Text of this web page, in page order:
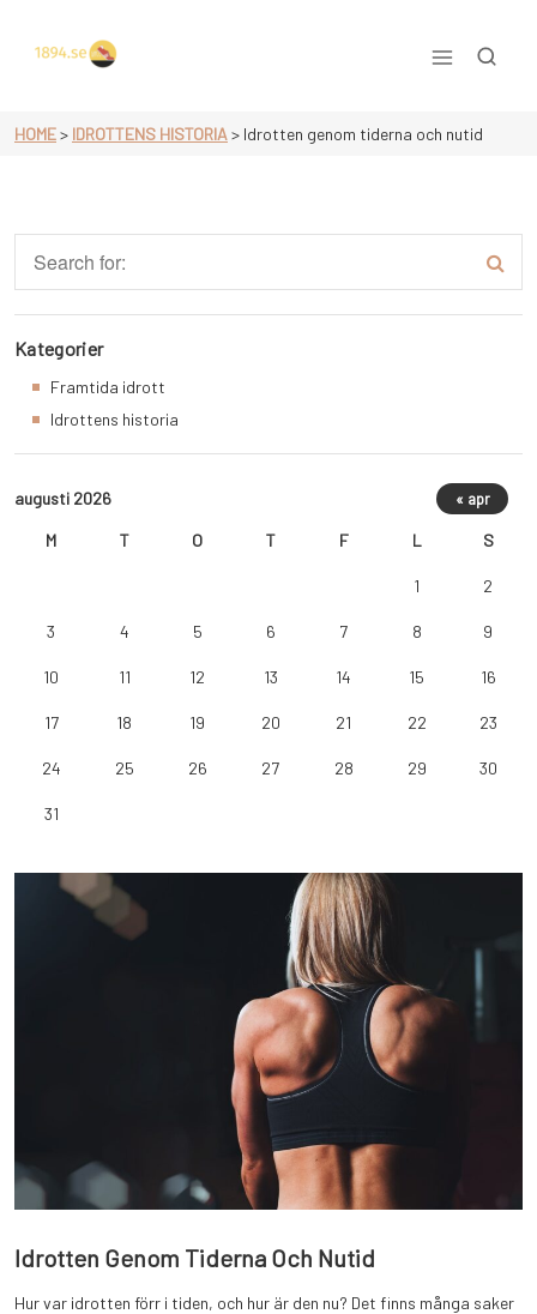
content
HOME> IDROTTENS HISTORIA> Idrotten genom tiderna och nutid
Idrotten Genom Tiderna Och Nutid
Hur var idrotten förr i tiden, och hur är den nu? Det finns många saker
Kategorier
Framtida idrott
Idrottens historia
augusti 2026
M T O T F L S
1 2
3 4 5 6 7 8 9
10 11 12 13 14 15 16
17 18 19 20 21 22 23
24 25 26 27 28 29 30
31
« apr